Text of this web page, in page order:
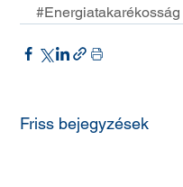
#Energiatakarékosság
Friss bejegyzések